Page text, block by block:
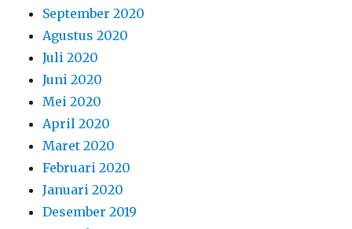
September 2020
Agustus 2020
Juli 2020
Juni 2020
Mei 2020
April 2020
Maret 2020
Februari 2020
Januari 2020
Desember 2019